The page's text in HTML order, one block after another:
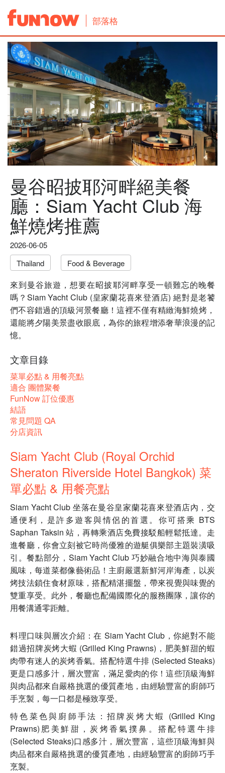
部落格
曼谷昭披耶河畔絕美餐
廳：Siam Yacht Club 海
鮮燒烤推薦
2026-06-05
Thailand
Food & Beverage
來到曼谷旅遊，想要在昭披耶河畔享受一頓難忘的晚餐
嗎？Siam Yacht Club (皇家蘭花喜來登酒店) 絕對是老饕
們不容錯過的頂級河景餐廳！這裡不僅有精緻海鮮燒烤，
還能將夕陽美景盡收眼底，為你的旅程增添奢華浪漫的記
憶。
文章目錄
菜單必點 & 用餐亮點
適合 團體聚餐
FunNow 訂位優惠
結語
常見問題 QA
分店資訊
Siam Yacht Club (Royal Orchid
Sheraton Riverside Hotel Bangkok) 菜
單必點 & 用餐亮點
Siam Yacht Club 坐落在曼谷皇家蘭花喜來登酒店內，交
通便利，是許多遊客與情侶的首選。你可搭乘 BTS
Saphan Taksin 站，再轉乘酒店免費接駁船輕鬆抵達。走
進餐廳，你會立刻被它時尚優雅的遊艇俱樂部主題裝潢吸
引。餐點部分，Siam Yacht Club 巧妙融合地中海與泰國
風味，每道菜都像藝術品！主廚嚴選新鮮河岸海產，以炭
烤技法鎖住食材原味，搭配精湛擺盤，帶來視覺與味覺的
雙重享受。此外，餐廳也配備國際化的服務團隊，讓你的
用餐溝通零距離。
料理口味與層次介紹：在 Siam Yacht Club，你絕對不能
錯過招牌炭烤大蝦 (Grilled King Prawns)，肥美鮮甜的蝦
肉帶有迷人的炭烤香氣。搭配特選牛排 (Selected Steaks)
更是口感多汁，層次豐富，滿足愛肉的你！這些頂級海鮮
與肉品都來自嚴格挑選的優質產地，由經驗豐富的廚師巧
手烹製，每一口都是極致享受。
特色菜色與廚師手法：招牌炭烤大蝦 (Grilled King
Prawns)肥美鮮甜，炭烤香氣撲鼻。搭配特選牛排
(Selected Steaks)口感多汁，層次豐富，這些頂級海鮮與
肉品都來自嚴格挑選的優質產地，由經驗豐富的廚師巧手
烹製。